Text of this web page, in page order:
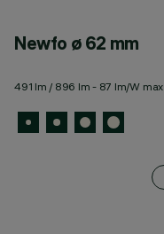
Newfo ø 62 mm
491 lm / 896 lm - 87 lm/W max